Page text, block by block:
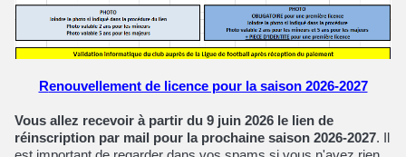
Renouvellement de licence pour la saison 2026-2027
Vous allez recevoir à partir du 9 juin 2026 le lien de
réinscription par mail pour la prochaine saison 2026-2027. Il